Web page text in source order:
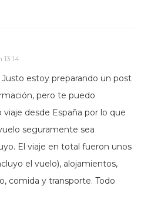
13:14
Justo estoy preparando un post
pero te puedo
viaje desde España por lo que
seguramente sea
El viaje en total fueron unos
el vuelo), alojamientos,
comida y transporte. Todo